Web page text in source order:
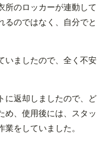
所のロッカーが連動して
るのではなく、自分でと
いましたので、全く不安
に返却しましたので、ど
め、使用後には、スタッ
をしていました。